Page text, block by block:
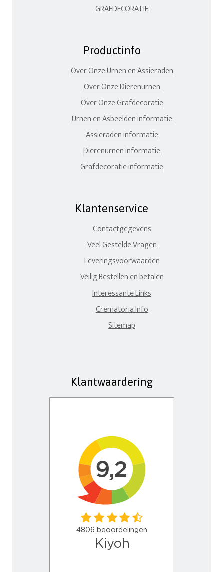
GRAFDECORATIE
Productinfo
Over Onze Urnen en Assieraden
Over Onze Dierenurnen
Over Onze Grafdecoratie
Urnen en Asbeelden informatie
Assieraden informatie
Dierenurnen informatie
Grafdecoratie informatie
Klantenservice
Contactgegevens
Veel Gestelde Vragen
Leveringsvoorwaarden
Veilig Bestellen en betalen
Interessante Links
Crematoria Info
Sitemap
Klantwaardering